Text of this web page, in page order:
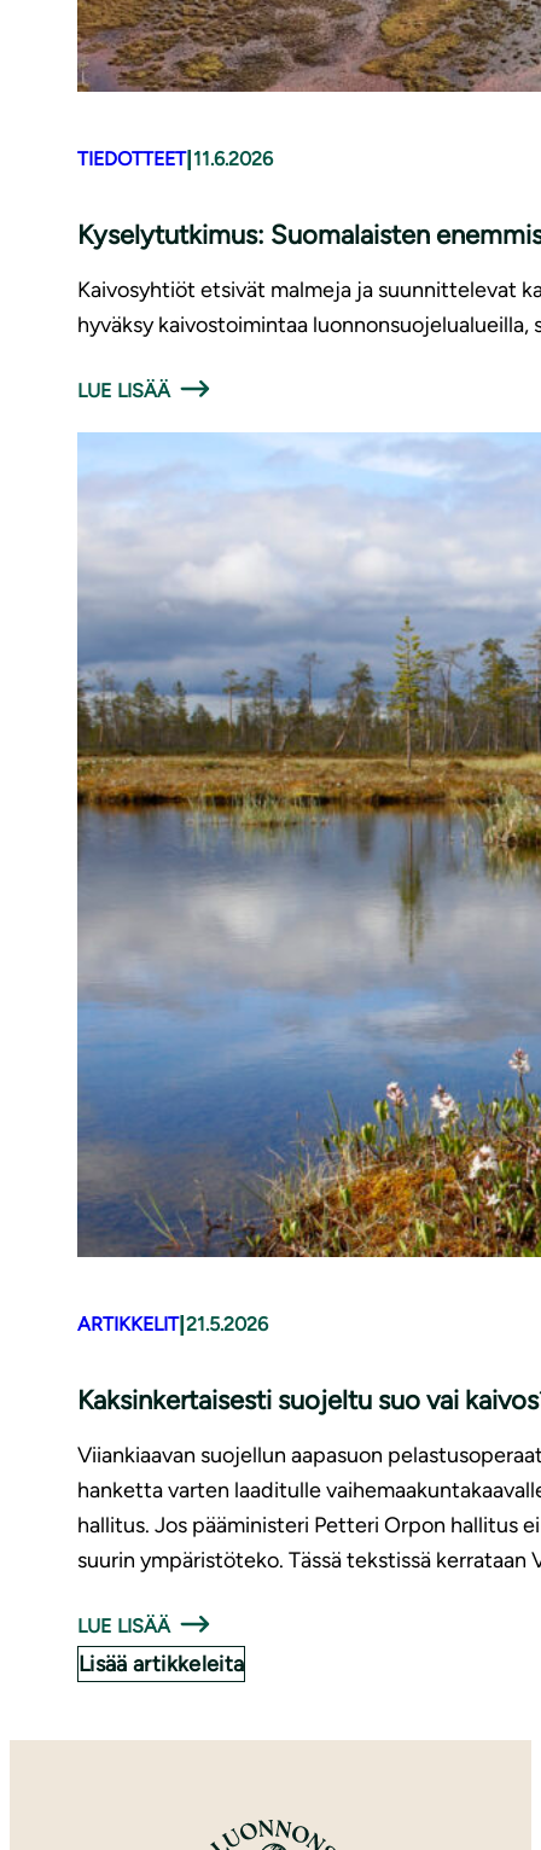
TIEDOTTEET|11.6.2026
Kyselytutkimus: Suomalaisten
Kaivosyhtiöt etsivät malmeja ja suunnittelevat
hyväksy kaivostoimintaa
LUE LISÄÄ
ARTIKKELIT|21.5.2026
Kaksinkertaisesti suojeltu suo vai
Viiankiaavan suojellun aapasuon
hanketta varten laaditulle
hallitus. Jos pääministeri Petteri Orpon hallitus
suurin ympäristöteko. Tässä tekstissä
LUE LISÄÄ
Lisää artikkeleita